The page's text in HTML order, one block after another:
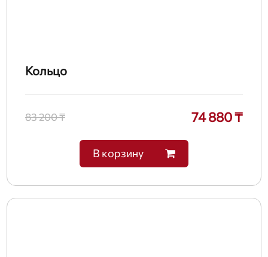
Кольцо
83 200 ₸ 74 880 ₸
В корзину